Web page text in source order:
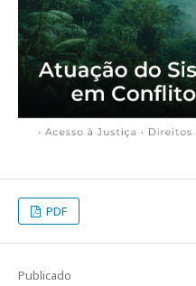
PDF
Publicado